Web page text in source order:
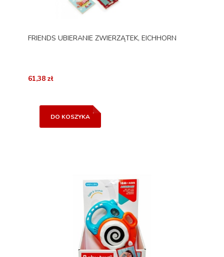
FRIENDS UBIERANIE ZWIERZĄTEK, EICHHORN
61,38 zł
DO KOSZYKA